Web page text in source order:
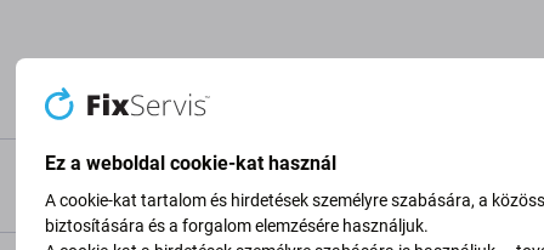
Ez a weboldal cookie-kat használ
A cookie-kat tartalom és hirdetések személyre szabására, a
biztosítására és a forgalom elemzésére használjuk.